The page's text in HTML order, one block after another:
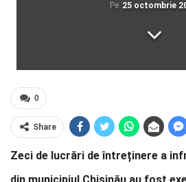
Pe 25 octombrie
0
Share
Zeci de lucrări de întreținere a